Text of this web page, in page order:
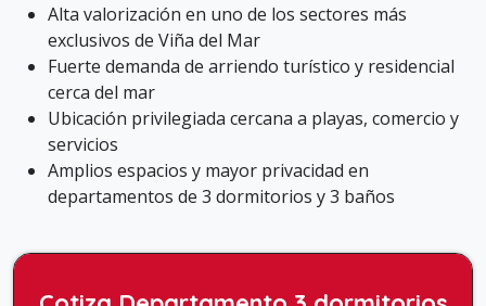
Alta valorización en uno de los sectores más
exclusivos de Viña del Mar
Fuerte demanda de arriendo turístico y residencial
cerca del mar
Ubicación privilegiada cercana a playas, comercio y
servicios
Amplios espacios y mayor privacidad en
departamentos de 3 dormitorios y 3 baños